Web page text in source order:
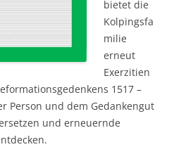
bietet die
Kolpingsfa
milie
erneut
Exerzitien
1517 –
Person und dem Gedankengut
und erneuernde